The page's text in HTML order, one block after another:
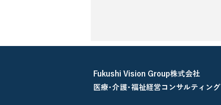
Fukushi Vision Group株式会社
​医療･介護･福祉経営コンサルティング